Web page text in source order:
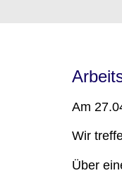
Am
Wir
Über